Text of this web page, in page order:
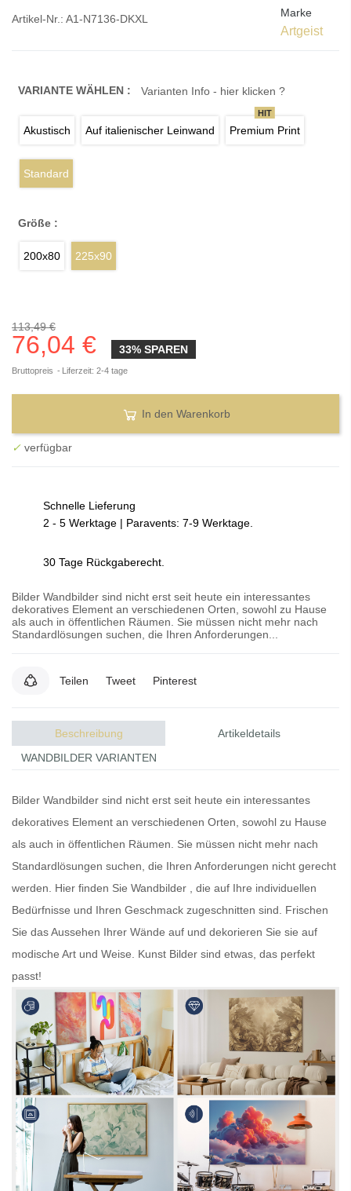
Artikel-Nr.: A1-N7136-DKXL Marke
Artgeist
VARIANTE WÄHLEN : Varianten Info - hier klicken ?
Akustisch Auf italienischer Leinwand Premium Print
HIT
Standard
Größe :
200x80 225x90
113,49 €
76,04 € 33% SPAREN
Bruttopreis Liferzeit: 2-4 tage
In den Warenkorb
✓ verfügbar
Schnelle Lieferung
2 - 5 Werktage | Paravents: 7-9 Werktage.
30 Tage Rückgaberecht.
Bilder Wandbilder sind nicht erst seit heute ein interessantes
dekoratives Element an verschiedenen Orten, sowohl zu Hause
als auch in öffentlichen Räumen. Sie müssen nicht mehr nach
Standardlösungen suchen, die Ihren Anforderungen...
Teilen Tweet Pinterest
Beschreibung
Artikeldetails
WANDBILDER VARIANTEN
Bilder Wandbilder sind nicht erst seit heute ein interessantes
dekoratives Element an verschiedenen Orten, sowohl zu Hause
als auch in öffentlichen Räumen. Sie müssen nicht mehr nach
Standardlösungen suchen, die Ihren Anforderungen nicht gerecht
werden. Hier finden Sie Wandbilder , die auf Ihre individuellen
Bedürfnisse und Ihren Geschmack zugeschnitten sind. Frischen
Sie das Aussehen Ihrer Wände auf und dekorieren Sie sie auf
modische Art und Weise. Kunst Bilder sind etwas, das perfekt
passt!